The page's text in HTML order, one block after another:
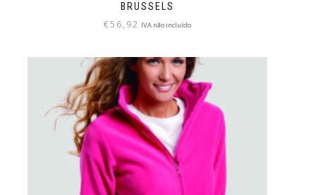
BRUSSELS
€56,92 IVA não incluído